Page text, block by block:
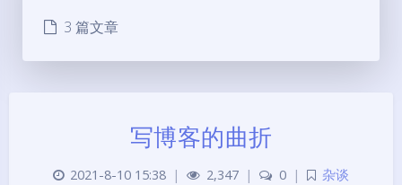
3 篇文章
写博客的曲折
2021-8-10 15:38 | 2,347 | 0 |
杂谈